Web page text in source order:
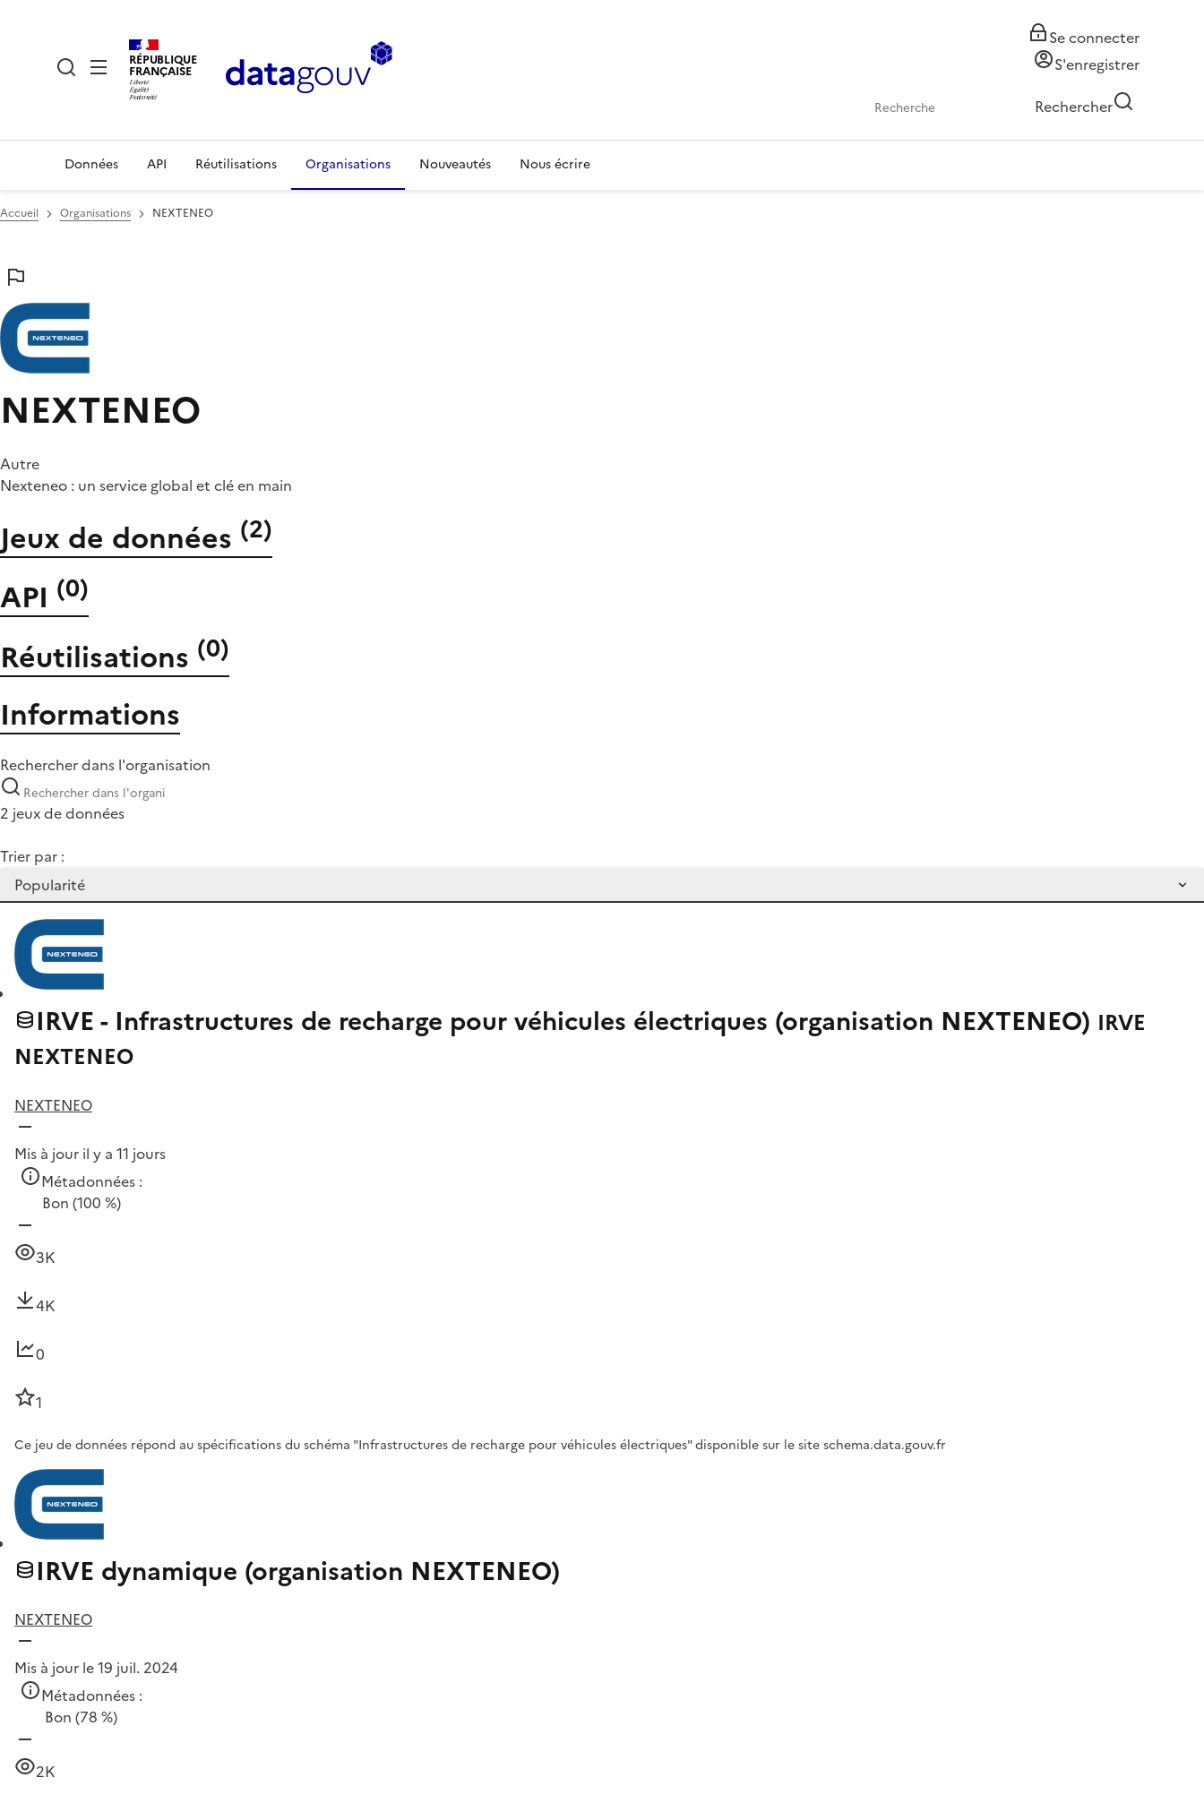
RÉPUBLIQUE
FRANÇAISE
Se connecter
S'enregistrer
Rechercher
Données API Réutilisations Organisations Nouveautés Nous écrire
Accueil Organisations NEXTENEO
NEXTENEO
Autre
Nexteneo : un service global et clé en main
Jeux de données (2)
API (0)
Réutilisations (0)
Informations
Rechercher dans l'organisation
2 jeux de données
Trier par :
IRVE - Infrastructures de recharge pour véhicules électriques (organisation NEXTENEO) IRVE
NEXTENEO
NEXTENEO
Mis à jour il y a 11 jours
Métadonnées :
Bon (100 %)
3K
4K
0
1
Ce jeu de données répond au spécifications du schéma "Infrastructures de recharge pour véhicules électriques" disponible sur le site schema.data.gouv.fr
IRVE dynamique (organisation NEXTENEO)
NEXTENEO
Mis à jour le 19 juil. 2024
Métadonnées :
Bon (78 %)
2K